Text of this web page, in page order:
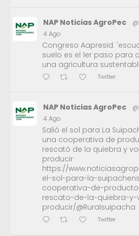
NAP Noticias AgroPec
4 Ago
Congreso Aapresid:
suelo es el 1er paso para
una agricultura
Twitter
NAP Noticias AgroPec
4 Ago
Salió el sol para La
una cooperativa de
rescató de la quiebra y
producir
https://
el-sol-para-la-
cooperativa-de-
rescato-de-la-quiebra-
producir/@Ruralsuipacha
Twitter